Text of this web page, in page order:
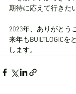
期待に応えて行きた
2023年、ありがとう
来年もBUILTLOGIC
します。